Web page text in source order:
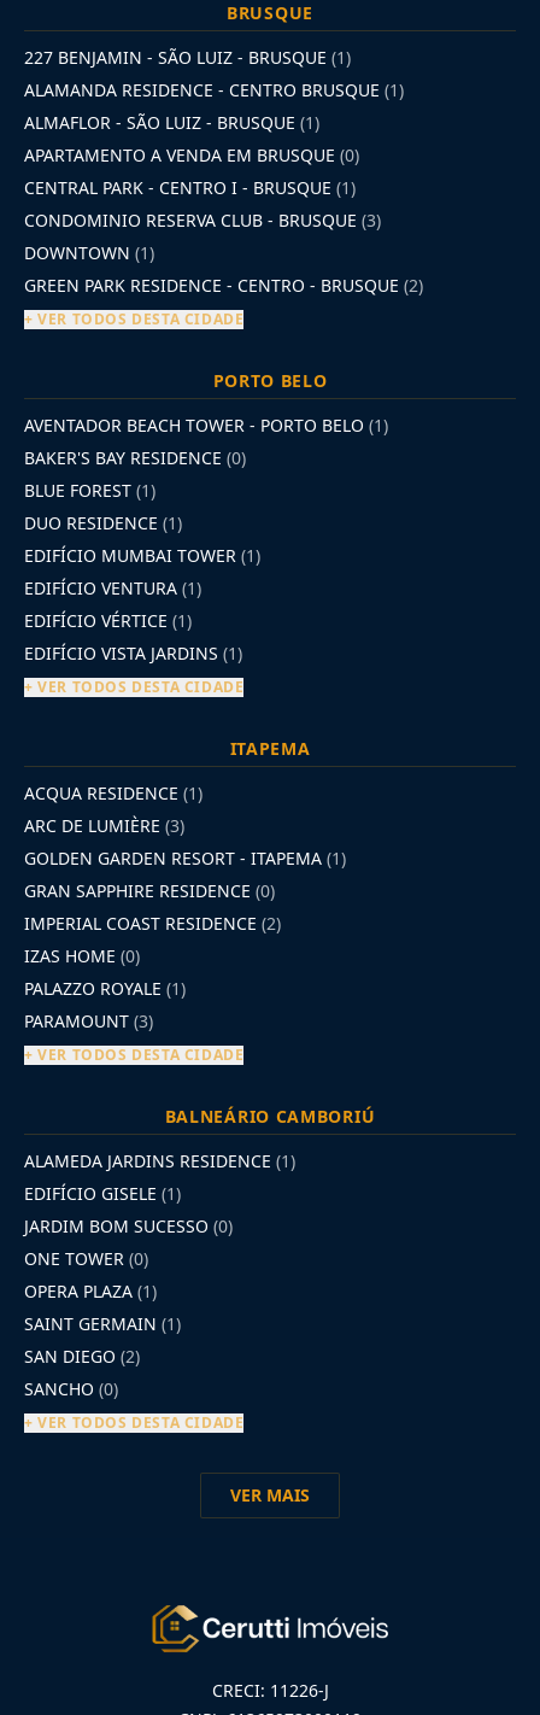
BRUSQUE
227 BENJAMIN - SÃO LUIZ - BRUSQUE (1)
ALAMANDA RESIDENCE - CENTRO BRUSQUE (1)
ALMAFLOR - SÃO LUIZ - BRUSQUE (1)
APARTAMENTO A VENDA EM BRUSQUE (0)
CENTRAL PARK - CENTRO I - BRUSQUE (1)
CONDOMINIO RESERVA CLUB - BRUSQUE (3)
DOWNTOWN (1)
GREEN PARK RESIDENCE - CENTRO - BRUSQUE (2)
+ VER TODOS DESTA CIDADE
PORTO BELO
AVENTADOR BEACH TOWER - PORTO BELO (1)
BAKER'S BAY RESIDENCE (0)
BLUE FOREST (1)
DUO RESIDENCE (1)
EDIFÍCIO MUMBAI TOWER (1)
EDIFÍCIO VENTURA (1)
EDIFÍCIO VÉRTICE (1)
EDIFÍCIO VISTA JARDINS (1)
+ VER TODOS DESTA CIDADE
ITAPEMA
ACQUA RESIDENCE (1)
ARC DE LUMIÈRE (3)
GOLDEN GARDEN RESORT - ITAPEMA (1)
GRAN SAPPHIRE RESIDENCE (0)
IMPERIAL COAST RESIDENCE (2)
IZAS HOME (0)
PALAZZO ROYALE (1)
PARAMOUNT (3)
+ VER TODOS DESTA CIDADE
BALNEÁRIO CAMBORIÚ
ALAMEDA JARDINS RESIDENCE (1)
EDIFÍCIO GISELE (1)
JARDIM BOM SUCESSO (0)
ONE TOWER (0)
OPERA PLAZA (1)
SAINT GERMAIN (1)
SAN DIEGO (2)
SANCHO (0)
+ VER TODOS DESTA CIDADE
VER MAIS
CRECI: 11226-J